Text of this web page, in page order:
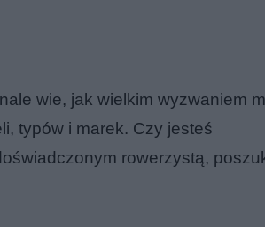
wie, jak wielkim wyzwaniem
typów i marek. Czy jesteś
rowerzystą,